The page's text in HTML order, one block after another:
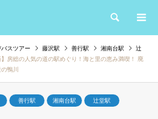
検索
スツアー 藤沢駅 善行駅 湘南台駅
辻
】房総の人気の道の駅めぐり！海と里の恵み満喫！ 廃
鴨川
善行駅 湘南台駅 辻堂駅